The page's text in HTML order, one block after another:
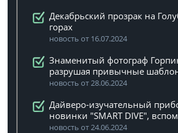
Декабрьский прозрак на
горах
новость от 16.07.2024
Знаменитый фотограф
разрушая привычные
новость от 28.06.2024
Дайверо-изучательный
новинки "SMART DIVE",
новость от 24.06.2024